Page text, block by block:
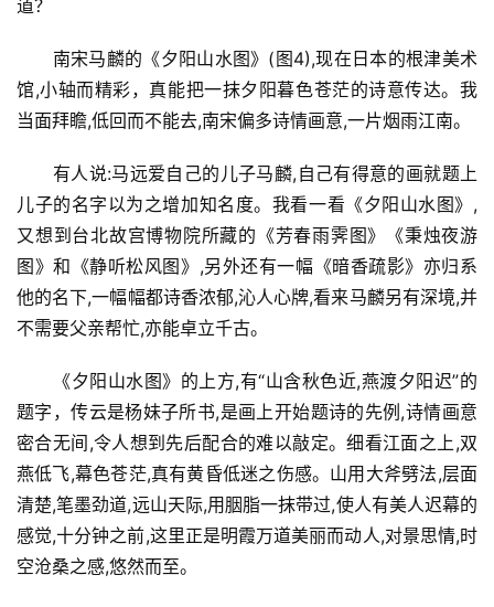
道？
南宋马麟的《夕阳山水图》(图4),现在日本的根津美术
馆,小轴而精彩，真能把一抹夕阳暮色苍茫的诗意传达。我
当面拜瞻,低回而不能去,南宋偏多诗情画意,一片烟雨江南。
有人说:马远爱自己的儿子马麟,自己有得意的画就题上
儿子的名字以为之增加知名度。我看一看《夕阳山水图》,
又想到台北故宫博物院所藏的《芳春雨霁图》《秉烛夜游
图》和《静听松风图》,另外还有一幅《暗香疏影》亦归系
他的名下,一幅幅都诗香浓郁,沁人心牌,看来马麟另有深境,并
不需要父亲帮忙,亦能卓立千古。
《夕阳山水图》的上方,有“山含秋色近,燕渡夕阳迟”的
题字，传云是杨妹子所书,是画上开始题诗的先例,诗情画意
密合无间,令人想到先后配合的难以敲定。细看江面之上,双
燕低飞,幕色苍茫,真有黄昏低迷之伤感。山用大斧劈法,层面
清楚,笔墨劲道,远山天际,用胭脂一抹带过,使人有美人迟幕的
感觉,十分钟之前,这里正是明霞万道美丽而动人,对景思情,时
空沧桑之感,悠然而至。